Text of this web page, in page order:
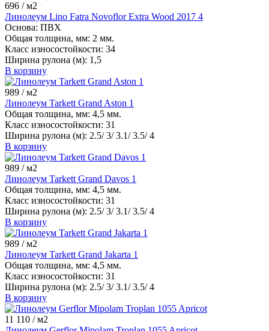
696 / м2
Линолеум Lino Fatra Novoflor Extra Wood 2017 4
Основа: ПВХ
Общая толщина, мм: 2 мм.
Класс износостойкости: 34
Ширина рулона (м): 1,5
В корзину
989 / м2
Линолеум Tarkett Grand Aston 1
Общая толщина, мм: 4,5 мм.
Класс износостойкости: 31
Ширина рулона (м): 2.5/ 3/ 3.1/ 3.5/ 4
В корзину
989 / м2
Линолеум Tarkett Grand Davos 1
Общая толщина, мм: 4,5 мм.
Класс износостойкости: 31
Ширина рулона (м): 2.5/ 3/ 3.1/ 3.5/ 4
В корзину
989 / м2
Линолеум Tarkett Grand Jakarta 1
Общая толщина, мм: 4,5 мм.
Класс износостойкости: 31
Ширина рулона (м): 2.5/ 3/ 3.1/ 3.5/ 4
В корзину
11 110 / м2